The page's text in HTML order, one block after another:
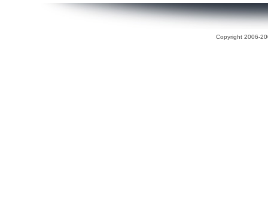
Copyright 2006-